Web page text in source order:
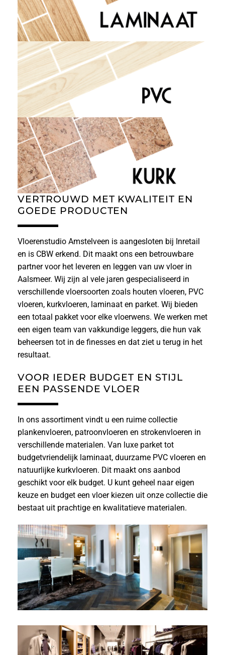
VERTROUWD MET KWALITEIT EN
GOEDE PRODUCTEN
Vloerenstudio Amstelveen is aangesloten bij Inretail
en is CBW erkend. Dit maakt ons een betrouwbare
partner voor het leveren en leggen van uw vloer in
Aalsmeer. Wij zijn al vele jaren gespecialiseerd in
verschillende vloersoorten zoals houten vloeren, PVC
vloeren, kurkvloeren, laminaat en parket. Wij bieden
een totaal pakket voor elke vloerwens. We werken met
een eigen team van vakkundige leggers, die hun vak
beheersen tot in de finesses en dat ziet u terug in het
resultaat.
VOOR IEDER BUDGET EN STIJL
EEN PASSENDE VLOER
In ons assortiment vindt u een ruime collectie
plankenvloeren, patroonvloeren en strokenvloeren in
verschillende materialen. Van luxe parket tot
budgetvriendelijk laminaat, duurzame PVC vloeren en
natuurlijke kurkvloeren. Dit maakt ons aanbod
geschikt voor elk budget. U kunt geheel naar eigen
keuze en budget een vloer kiezen uit onze collectie die
bestaat uit prachtige en kwalitatieve materialen.